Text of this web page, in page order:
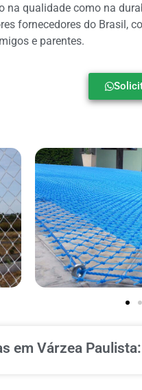
na qualidade como na
fornecedores do Brasil,
e parentes.
em Várzea